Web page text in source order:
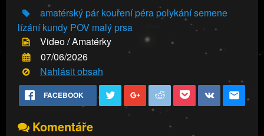
amatérský pár kouření pérapolykání semene
lízání kundy POV malý prsa
Video / Amatérky
07/06/2026
Nahlásit obsah
FACEBOOK
Komentáře